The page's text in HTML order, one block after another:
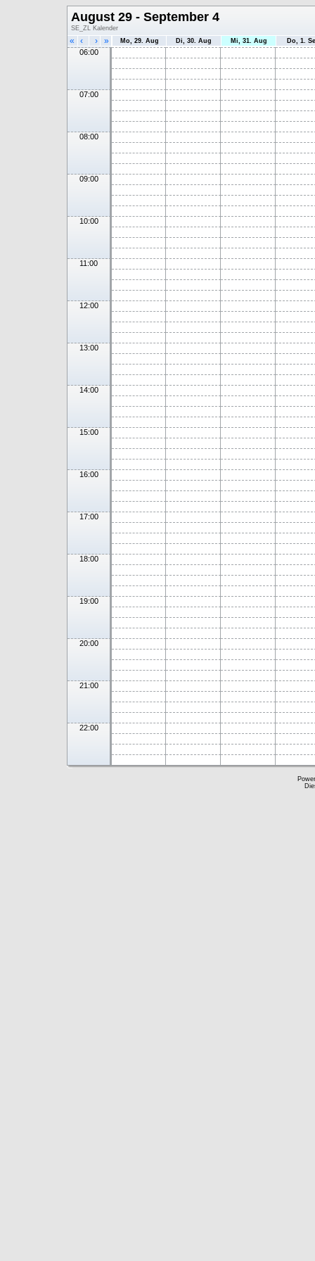
August 29 - September 4
SE_ZL Kalender
« ‹ › » Mo, 29. Aug Di, 30. Aug Mi, 31. Aug Do, 1.
06:00
07:00
08:00
09:00
10:00
11:00
12:00
13:00
14:00
15:00
16:00
17:00
18:00
19:00
20:00
21:00
22:00